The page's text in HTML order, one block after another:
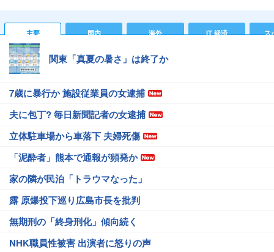
主要 国内 海外 IT 経済 ス
関東「真夏の暑さ」は終了か
7歳に暴行か 施設従業員の女逮捕
夫に包丁? 毎日新聞記者の女逮捕
立体駐車場から車落下 夫婦死傷
「泥酔者」熊本で通報が頻発か
家の隣が民泊「トラウマなった」
露 原爆投下巡り広島市長を批判
無期刑の「終身刑化」傾向続く
NHK職員性被害 出演者に怒りの声